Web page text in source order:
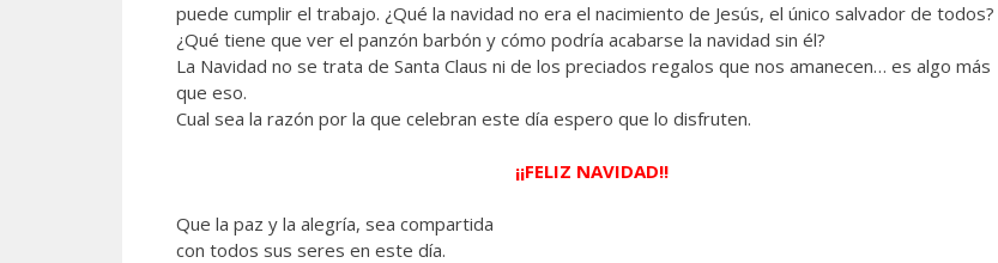
puede cumplir el trabajo. ¿Qué la navidad no era el nacimiento de Jesús, el único salvador de todos?
¿Qué tiene que ver el panzón barbón y cómo podría acabarse la navidad sin él?
La Navidad no se trata de Santa Claus ni de los preciados regalos que nos amanecen… es algo más
que eso.
Cual sea la razón por la que celebran este día espero que lo disfruten.
¡¡FELIZ NAVIDAD!!
Que la paz y la alegría, sea compartida
con todos sus seres en este día.